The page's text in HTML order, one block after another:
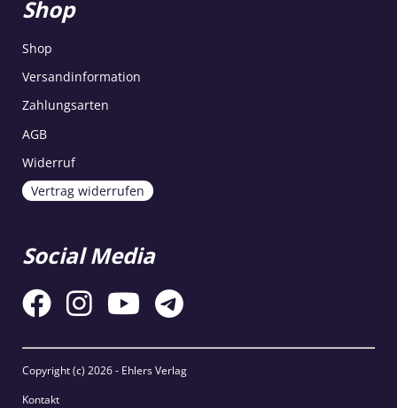
Shop
Shop
Versandinformation
Zahlungsarten
AGB
Widerruf
Vertrag widerrufen
Social Media
Copyright (c) 2026 - Ehlers Verlag
Kontakt